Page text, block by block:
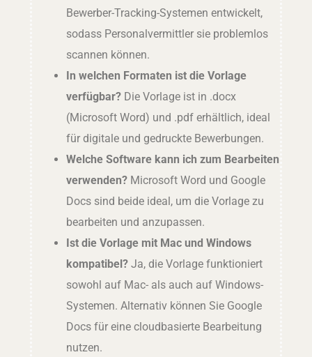
Bewerber-Tracking-Systemen entwickelt,
sodass Personalvermittler sie problemlos
scannen können.
In welchen Formaten ist die Vorlage
verfügbar?Die Vorlage ist in .docx
(Microsoft Word) und .pdf erhältlich, ideal
für digitale und gedruckte Bewerbungen.
Welche Software kann ich zum Bearbeiten
verwenden?Microsoft Word und Google
Docs sind beide ideal, um die Vorlage zu
bearbeiten und anzupassen.
Ist die Vorlage mit Mac und Windows
kompatibel?Ja, die Vorlage funktioniert
sowohl auf Mac- als auch auf Windows-
Systemen. Alternativ können Sie Google
Docs für eine cloudbasierte Bearbeitung
nutzen.